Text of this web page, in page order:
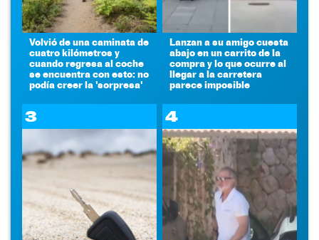
Volvió de una caminata de
cuatro kilómetros y
cuando regresa al coche
se encuentra con esto: no
podía creer la 'sorpresa'
Lanzan a su amigo cuesta
abajo en un carrito de la
compra y lo que ocurre al
llegar a la carretera
parece imposible
3 4